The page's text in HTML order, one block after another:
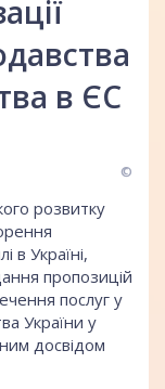
в ЄС
©
розвитку
в Україні,
пропозицій
послуг у
України у
досвідом